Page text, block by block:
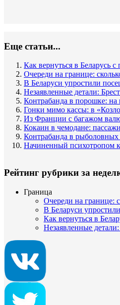
Еще статьи...
Как вернуться в Беларусь
Очереди на границе:
В Беларуси упростили
Незаявленные детали:
Контрабанда в порошке: на
Гонки мимо кассы: в
Из Франции с багажом
Кокаин в чемодане:
Контрабанда в рыболовных
Начиненный психотропом
Рейтинг рубрики за
Граница
Очереди на границе:
В Беларуси
Как вернуться в
Незаявленные